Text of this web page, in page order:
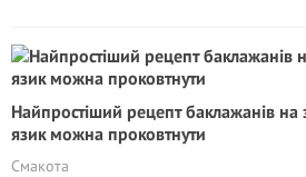
Найпростіший рецепт баклажанів
язик можна проковтнути
Смакота